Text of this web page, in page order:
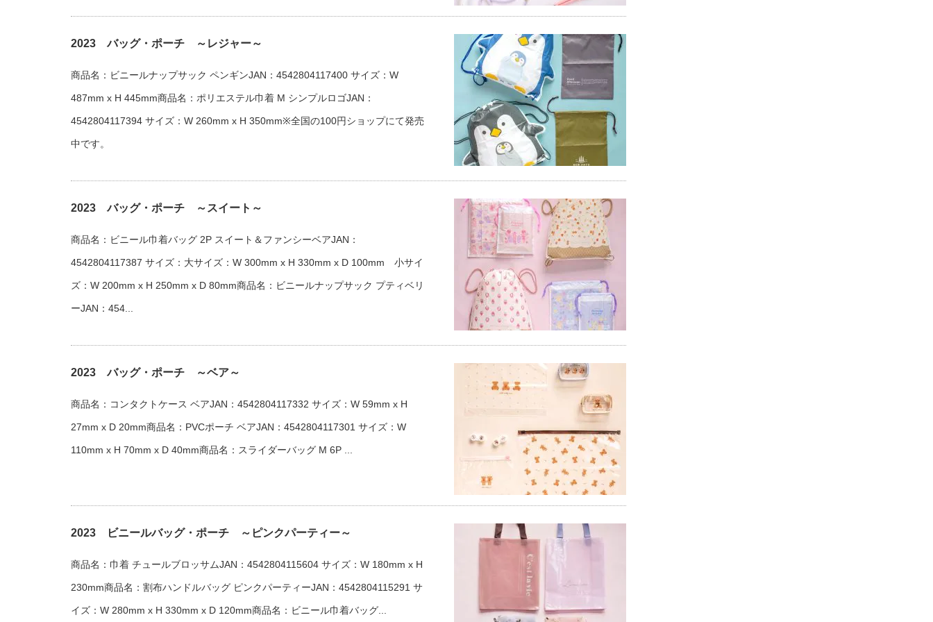
2023 バッグ・ポーチ ～レジャー～
商品名：ビニールナップサック ペンギンJAN：4542804117400 サイズ：W
487mm x H 445mm商品名：ポリエステル巾着 M シンプルロゴJAN：
4542804117394 サイズ：W 260mm x H 350mm※全国の100円ショップにて発売
中です。
2023 バッグ・ポーチ ～スイート～
商品名：ビニール巾着バッグ 2P スイート＆ファンシーベアJAN：
4542804117387 サイズ：大サイズ：W 300mm x H 330mm x D 100mm 小サイ
ズ：W 200mm x H 250mm x D 80mm商品名：ビニールナップサック プティベリ
ーJAN：454...
2023 バッグ・ポーチ ～ベア～
商品名：コンタクトケース ベアJAN：4542804117332 サイズ：W 59mm x H
27mm x D 20mm商品名：PVCポーチ ベアJAN：4542804117301 サイズ：W
110mm x H 70mm x D 40mm商品名：スライダーバッグ M 6P ...
2023 ビニールバッグ・ポーチ ～ピンクパーティー～
商品名：巾着 チュールブロッサムJAN：4542804115604 サイズ：W 180mm x H
230mm商品名：割布ハンドルバッグ ピンクパーティーJAN：4542804115291 サ
イズ：W 280mm x H 330mm x D 120mm商品名：ビニール巾着バッグ...